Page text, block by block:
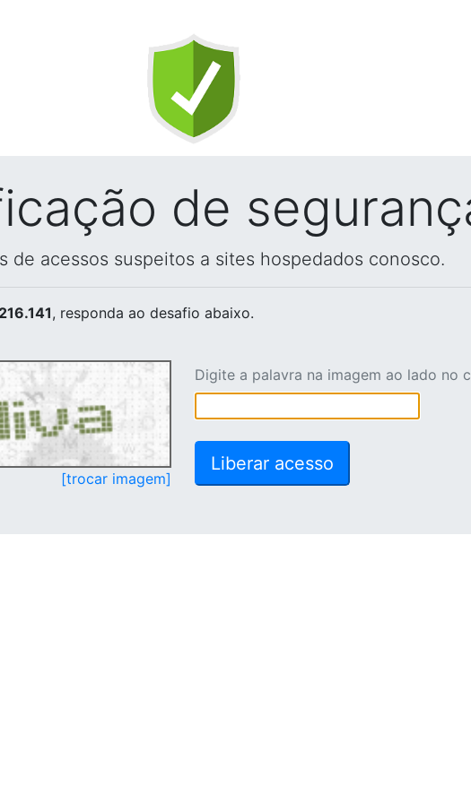
de
de acessos suspeitos a sites hospedados conosco.
, responda ao desafio abaixo.
[trocar imagem]
Digite a palavra na imagem ao lado no